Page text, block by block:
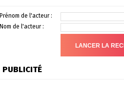
Prénom de l'acteur :
Nom de l'acteur :
PUBLICITÉ